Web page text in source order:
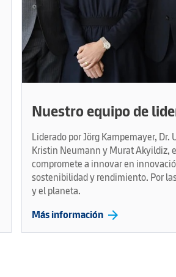
Nuestro equipo de
Liderado por Jörg Kampemayer, Dr.
Kristin Neumann y Murat Akyildiz,
compromete a innovar en
sostenibilidad y rendimiento. Por
y el planeta.
Más información arrow_forward